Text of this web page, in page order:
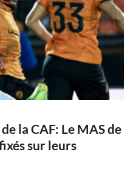
la CAF: Le MAS de
sur leurs